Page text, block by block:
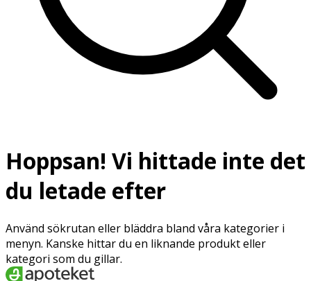
Hoppsan! Vi hittade inte det
du letade efter
Använd sökrutan eller bläddra bland våra kategorier i
menyn. Kanske hittar du en liknande produkt eller
kategori som du gillar.